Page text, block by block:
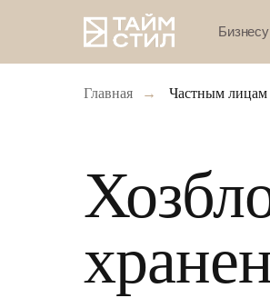
Бизнесу
Главная → Частным лицам